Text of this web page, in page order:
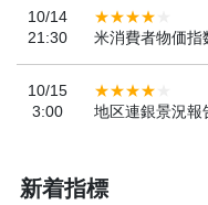
10/14
21:30
米消費者物価指
10/15
3:00
地区連銀景況報
新着指標